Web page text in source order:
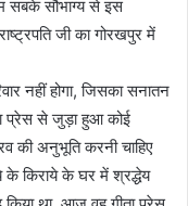
सबके सौभाग्य से इस
जी का गोरखपुर में
नहीं होगा, जिसका सनातन
प्रेस से जुड़ा हुआ कोई
की अनुभूति करनी चाहिए
किराये के घर में श्रद्धेय